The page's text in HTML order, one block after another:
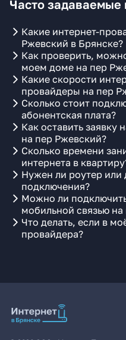
Часто задаваемые
Какие интернет-
Ржевский в Брянске?
Как проверить,
моем доме на пер
Какие скорости
провайдеры на пер
Сколько стоит
абонентская плата?
Как оставить заявку
на пер Ржевский?
Сколько времени
интернета в
Нужен ли роутер или
подключения?
Можно ли
мобильной связью
Что делать, если в
провайдера?